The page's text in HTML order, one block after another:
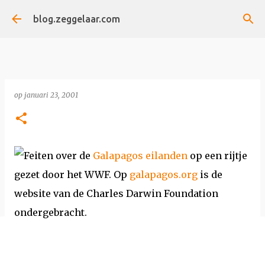
Doorgaan naar hoofdcontent
blog.zeggelaar.com
op januari 23, 2001
Feiten over de Galapagos eilanden op een rijtje
gezet door het WWF. Op galapagos.org is de
website van de Charles Darwin Foundation
ondergebracht.